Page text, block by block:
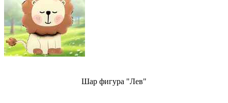
Шар фигура "Лев"